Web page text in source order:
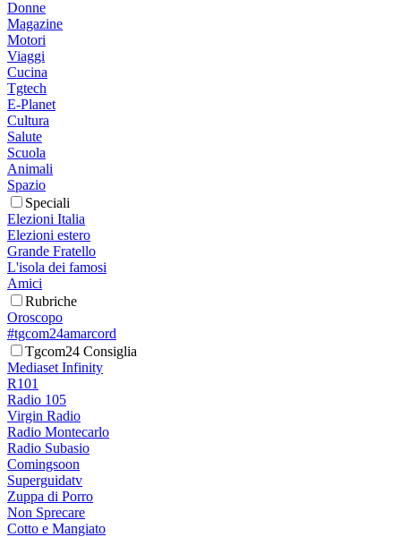
Donne
Magazine
Motori
Viaggi
Cucina
Tgtech
E-Planet
Cultura
Salute
Scuola
Animali
Spazio
Speciali
Elezioni Italia
Elezioni estero
Grande Fratello
L'isola dei famosi
Amici
Rubriche
Oroscopo
#tgcom24amarcord
Tgcom24 Consiglia
Mediaset Infinity
R101
Radio 105
Virgin Radio
Radio Montecarlo
Radio Subasio
Comingsoon
Superguidatv
Zuppa di Porro
Non Sprecare
Cotto e Mangiato